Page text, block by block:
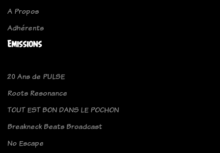
A Propos
Adhérents
Emissions
20 Ans de PULSE
Roots Resonance
TOUT EST BON DANS LE POCHON
Breakneck Beats Broadcast
No Escape